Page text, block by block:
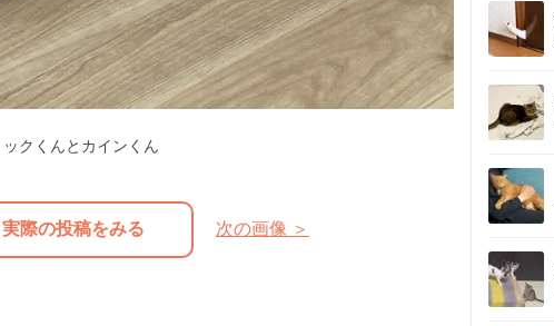
ックくんとカインくん
実際の投稿をみる 次の画像 ＞